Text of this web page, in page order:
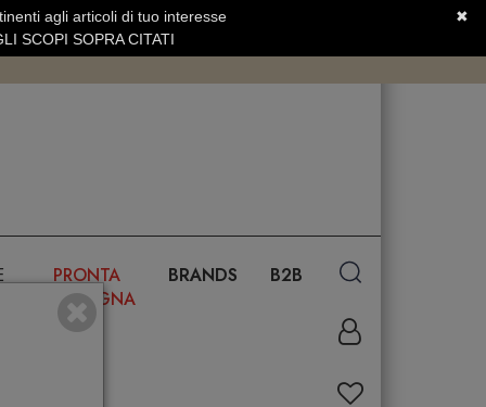
SERVIZIO CLIENTI +39.0773.470.562
PRONTA
CONSEGNA
BRANDS B2B
✖
agli articoli di tuo interesse
SCOPI SOPRA CITATI